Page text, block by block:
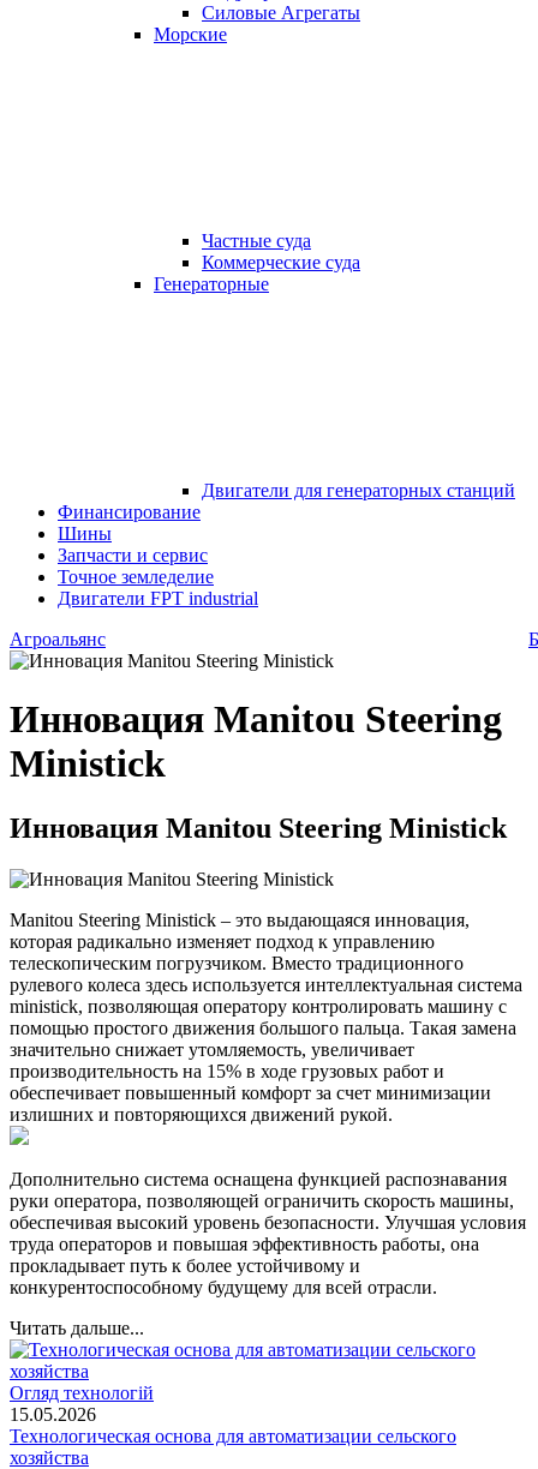
Силовые Агрегаты
Морские
Частные суда
Коммерческие суда
Генераторные
Двигатели для генераторных станций
Финансирование
Шины
Запчасти и сервис
Точное земледелие
Двигатели FPT industrial
Агроальянс
Инновация Manitou Steering
Ministick
Инновация Manitou Steering Ministick
Manitou Steering Ministick – это выдающаяся инновация,
которая радикально изменяет подход к управлению
телескопическим погрузчиком. Вместо традиционного
рулевого колеса здесь используется интеллектуальная система
ministick, позволяющая оператору контролировать машину с
помощью простого движения большого пальца. Такая замена
значительно снижает утомляемость, увеличивает
производительность на 15% в ходе грузовых работ и
обеспечивает повышенный комфорт за счет минимизации
излишних и повторяющихся движений рукой.
Дополнительно система оснащена функцией распознавания
руки оператора, позволяющей ограничить скорость машины,
обеспечивая высокий уровень безопасности. Улучшая условия
труда операторов и повышая эффективность работы, она
прокладывает путь к более устойчивому и
конкурентоспособному будущему для всей отрасли.
Читать дальше...
Огляд технологій
15.05.2026
Технологическая основа для автоматизации сельского
хозяйства